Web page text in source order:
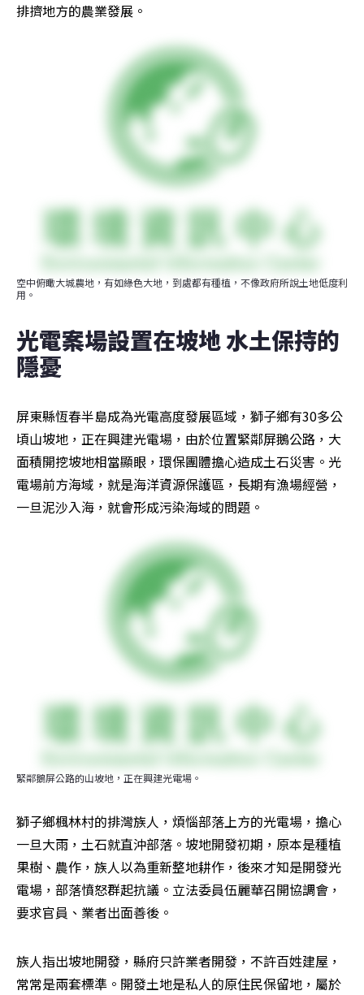
排擠地方的農業發展。
空中俯瞰大城農地，有如綠色大地，到處都有種植，不像政府所說土地低度利
用。
光電案場設置在坡地 水土保持的
隱憂
屏東縣恆春半島成為光電高度發展區域，獅子鄉有30多公
頃山坡地，正在興建光電場，由於位置緊鄰屏鵝公路，大
面積開挖坡地相當顯眼，環保團體擔心造成土石災害。光
電場前方海域，就是海洋資源保護區，長期有漁場經營，
一旦泥沙入海，就會形成污染海域的問題。
緊鄰鵝屏公路的山坡地，正在興建光電場。
獅子鄉楓林村的排灣族人，煩惱部落上方的光電場，擔心
一旦大雨，土石就直沖部落。坡地開發初期，原本是種植
果樹、農作，族人以為重新整地耕作，後來才知是開發光
電場，部落憤怒群起抗議。立法委員伍麗華召開協調會，
要求官員、業者出面善後。
族人指出坡地開發，縣府只許業者開發，不許百姓建屋，
常常是兩套標準。開發土地是私人的原住民保留地，屬於